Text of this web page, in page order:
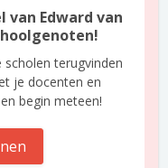
Edward van
scholen terugvinden
je docenten en
begin meteen!